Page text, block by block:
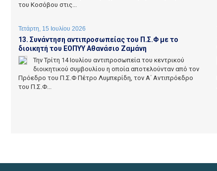
του Κοσόβου στις...
Τετάρτη, 15 Ιουλίου 2026
13. Συνάντηση αντιπροσωπείας του Π.Σ.Φ με το
διοικητή του ΕΟΠΥΥ Αθανάσιο Ζαμάνη
Την Τρίτη 14 Ιουλίου αντιπροσωπεία του κεντρικού
διοικητικού συμβουλίου η οποία αποτελούνταν από τον
Πρόεδρο του Π.Σ.Φ Πέτρο Λυμπερίδη, τον Α΄ Αντιπρόεδρο
του Π.Σ.Φ...